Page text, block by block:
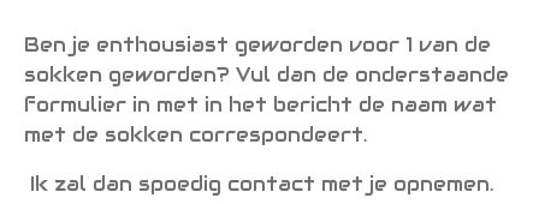
Ben je enthousiast geworden voor 1 van de
sokken geworden? Vul dan de onderstaande
formulier in met in het bericht de naam wat
met de sokken correspondeert.
Ik zal dan spoedig contact met je opnemen.